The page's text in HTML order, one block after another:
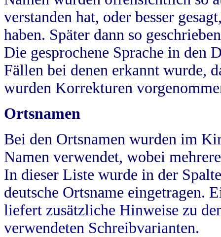
verstanden hat, oder besser
haben. Später dann so
Die gesprochene Sprache in
Fällen bei denen erkannt wurde,
wurden Korrekturen
Ortsnamen
Bei den Ortsnamen wurden im
Namen verwendet, wobei
In dieser Liste wurde in der
deutsche Ortsname eingetragen.
liefert zusätzliche Hinweise zu
verwendeten Schreibvarianten.